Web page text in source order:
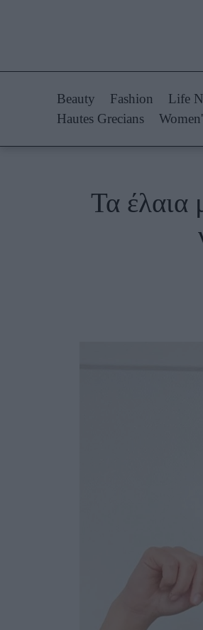
Woman Power
Beauty Fashion Life
Hautes Grecians
Τα έλαια